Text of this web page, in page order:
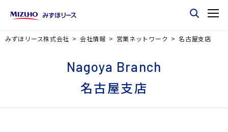
みずほリース株式会社 会社情報 営業ネットワーク 名古屋支店
Nagoya Branch
名古屋支店